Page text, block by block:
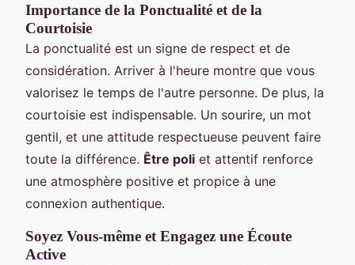
Importance de la Ponctualité et de la
Courtoisie
La ponctualité est un signe de respect et de
considération. Arriver à l'heure montre que vous
valorisez le temps de l'autre personne. De plus, la
courtoisie est indispensable. Un sourire, un mot
gentil, et une attitude respectueuse peuvent faire
toute la différence. Être poli et attentif renforce
une atmosphère positive et propice à une
connexion authentique.
Soyez Vous-même et Engagez une Écoute
Active